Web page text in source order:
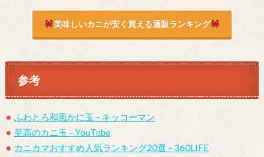
美味しいカニが安く買える通販ランキング
参考
ふわとろ和風かに玉 – キッコーマン
至高のカニ玉 – YouTube
カニカマおすすめ人気ランキング20選 – 360LIFE